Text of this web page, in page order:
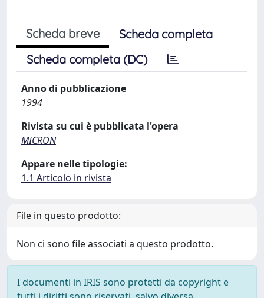
Scheda breve
Scheda completa
Scheda completa (DC)
Anno di pubblicazione
1994
Rivista su cui è pubblicata l'opera
MICRON
Appare nelle tipologie:
1.1 Articolo in rivista
File in questo prodotto:
Non ci sono file associati a questo prodotto.
I documenti in IRIS sono protetti da copyright e